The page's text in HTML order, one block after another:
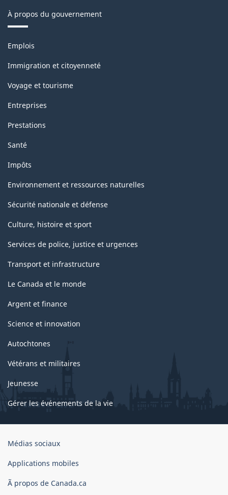
À propos du gouvernement
Thèmes
sujets
Emplois
Immigration et citoyenneté
Voyage et tourisme
Entreprises
Prestations
Santé
Impôts
Environnement et ressources naturelles
Sécurité nationale et défense
Culture, histoire et sport
Services de police, justice et urgences
Transport et infrastructure
Le Canada et le monde
Argent et finance
Science et innovation
Autochtones
Vétérans et militaires
Jeunesse
Gérer les événements de la vie
Organisation
gouvernement
Canada
Médias sociaux
Applications mobiles
Ã propos de Canada.ca